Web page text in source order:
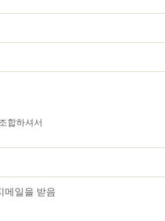
합하셔서
메일을 받음